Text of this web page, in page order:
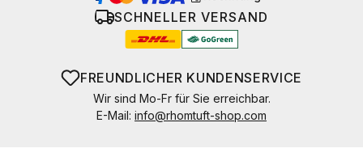
SCHNELLER VERSAND
FREUNDLICHER KUNDENSERVICE
Wir sind Mo-Fr für Sie erreichbar.
E-Mail: info@rhomtuft-shop.com